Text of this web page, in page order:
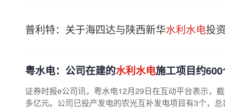
普利特：关于海四达与陕西新华水利水电投
粤水电：公司在建的水利水电施工项目约
证券时报e公司讯，粤水电12月29日在互动平台表示，
多亿元。公司已投产发电的农光互补发电项目有3个，